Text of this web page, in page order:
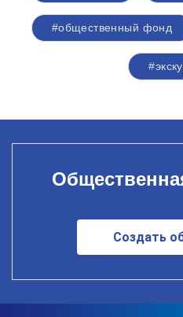
#общественный фонд
Создать